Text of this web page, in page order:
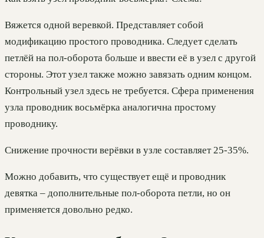
Вяжется одной веревкой. Представляет собой
модификацию простого проводника. Следует сделать
петлёй на пол-оборота больше и ввести её в узел с другой
стороны. Этот узел также можно завязать одним концом.
Контрольный узел здесь не требуется. Сфера применения
узла проводник восьмёрка аналогична простому
проводнику.
Снижение прочности верёвки в узле составляет 25-35%.
Можно добавить, что существует ещё и проводник
девятка – дополнительные пол-оборота петли, но он
применяется довольно редко.